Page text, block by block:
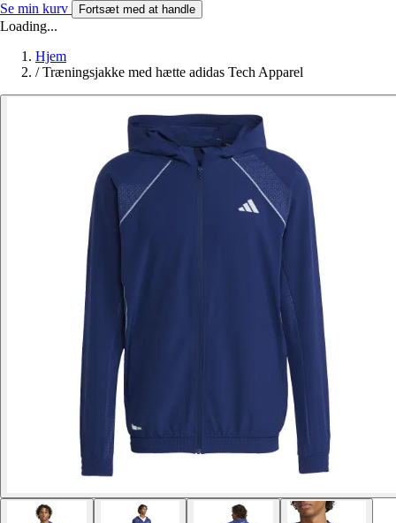
Se min kurv Fortsæt med at handle
Loading...
Hjem
/ Træningsjakke med hætte adidas Tech Apparel